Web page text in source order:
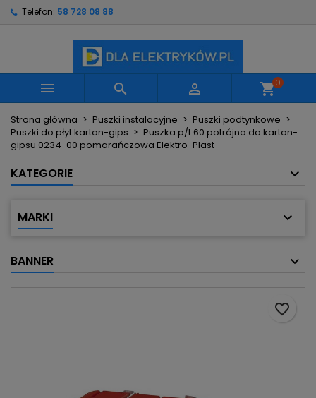
Telefon: 58 728 08 88
   shopping_cart0
Strona główna Puszki instalacyjne
Puszki podtynkowe
Puszki do płyt karton-gips
Puszka p/t 60 potrójna do karton-
gipsu 0234-00 pomarańczowa Elektro-Plast
KATEGORIE
MARKI
BANNER
favorite_border
Utwórz nową listę
Nazwa listy życzeń
Anuluj Utwórz listę życzeń
Musisz być zalogowany by zapisać produkty na
swojej liście życzeń.
Anuluj Zaloguj się